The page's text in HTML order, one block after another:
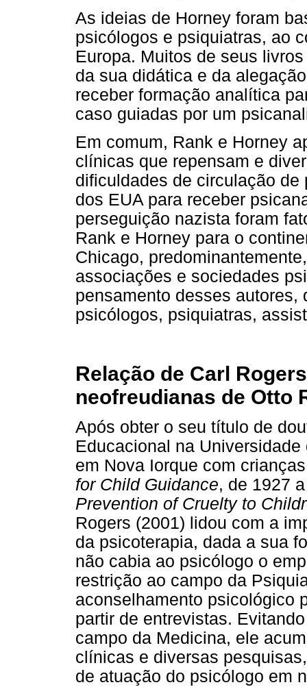
As ideias de Horney foram
psicólogos e psiquiatras, ao
Europa. Muitos de seus
da sua didática e da
receber formação analítica
caso guiadas por um
Em comum, Rank e Horney
clínicas que repensam e
dificuldades de circulação de
dos EUA para receber
perseguição nazista foram
Rank e Horney para o
Chicago,
associações e sociedades
pensamento desses autores,
psicólogos, psiquiatras,
Relação de Carl
neofreudianas de Otto
Após obter o seu título de
Educacional na
em Nova Iorque com
for Child Guidance, de 1927
Prevention of Cruelty to
Rogers (2001) lidou com a
da psicoterapia, dada a sua
não cabia ao psicólogo o
restrição ao campo da
aconselhamento psicológico
partir de entrevistas.
campo da Medicina, ele
clínicas e diversas
de atuação do psicólogo em